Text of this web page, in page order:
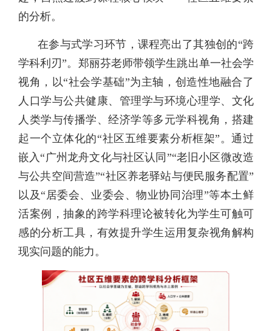
的分析。
在参与式学习环节，课程亮出了其独创的“跨
学科利刃”。郑丽芬老师带领学生跳出单一社会学
视角，以“社会学基础”为主轴，创造性地融合了
人口学与公共健康、管理学与环境心理学、文化
人类学与传播学、经济学等多元学科视角，搭建
起一个立体化的“社区五维要素分析框架”。通过
嵌入“广州龙舟文化与社区认同”“老旧小区微改造
与公共空间营造”“社区养老驿站与便民服务配置”
以及“居委会、业委会、物业协同治理”等本土鲜
活案例，抽象的跨学科理论被转化为学生可触可
感的分析工具，有效提升学生运用复杂视角解构
现实问题的能力。